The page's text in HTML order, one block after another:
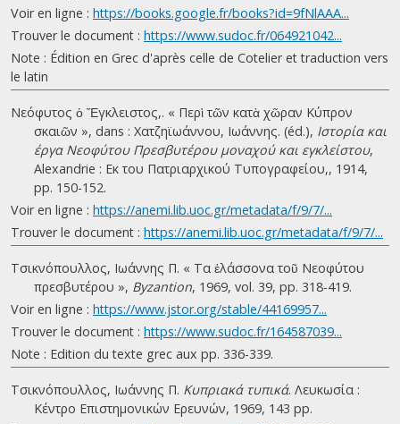
Voir en ligne : https://books.google.fr/books?id=9fNlAAA...
Trouver le document : https://www.sudoc.fr/064921042...
Note : Édition en Grec d'après celle de Cotelier et traduction vers
le latin
Νεόφυτος ὁ Ἔγκλειστος,. « Περὶ τῶν κατὰ χῶραν Κύπρον
σκαιῶν », dans : Χατζηϊωάννου, Ιωάννης. (éd.), Ιστορία και
έργα Νεοφύτου Πρεσβυτέρου μοναχού και εγκλείστου,
Alexandrie : Εκ του Πατριαρχικού Τυπογραφείου,, 1914,
pp. 150-152.
Voir en ligne : https://anemi.lib.uoc.gr/metadata/f/9/7/...
Trouver le document : https://anemi.lib.uoc.gr/metadata/f/9/7/...
Τσικνόπουλλος, Ιωάννης Π. « Τα ἐλάσσονα τοῦ Νεοφύτου
πρεσβυτέρου », Byzantion, 1969, vol. 39, pp. 318-419.
Voir en ligne : https://www.jstor.org/stable/44169957...
Trouver le document : https://www.sudoc.fr/164587039...
Note : Edition du texte grec aux pp. 336-339.
Τσικνόπουλλος, Ιωάννης Π. Κυπριακά τυπικά. Λευκωσία :
Κέντρο Επιστημονικών Ερευνών, 1969, 143 pp.